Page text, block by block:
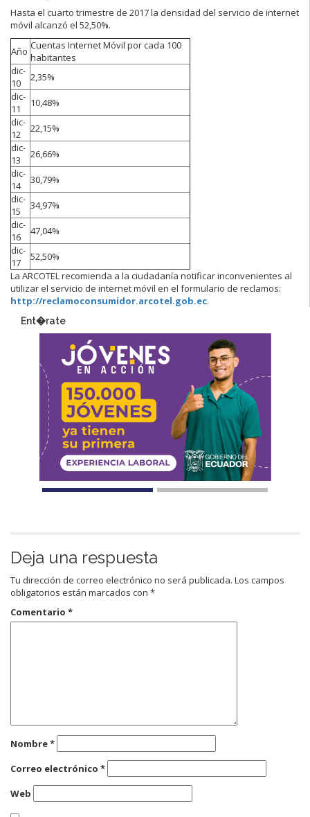
Hasta el cuarto trimestre de 2017 la densidad del servicio de internet
móvil alcanzó el 52,50%.
Año Cuentas Internet Móvil por cada 100
habitantes
dic-
10
2,35%
dic-
11
10,48%
dic-
12
22,15%
dic-
13
26,66%
dic-
14
30,79%
dic-
15
34,97%
dic-
16
47,04%
dic-
17
52,50%
La ARCOTEL recomienda a la ciudadanía notificar inconvenientes al
utilizar el servicio de internet móvil en el formulario de reclamos:
http://reclamoconsumidor.arcotel.gob.ec.
Ent�rate
Deja una respuesta
Tu dirección de correo electrónico no será publicada. Los campos
obligatorios están marcados con *
Comentario *
Nombre*
Correo electrónico *
Web